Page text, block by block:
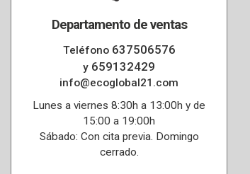
Departamento de ventas
Teléfono 637506576
y 659132429
info@ecoglobal21.com
Lunes a viernes 8:30h a 13:00h y de
15:00 a 19:00h
Sábado: Con cita previa. Domingo
cerrado.